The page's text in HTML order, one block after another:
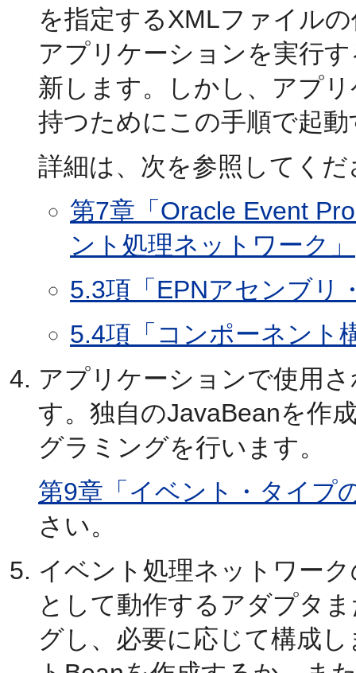
を指定するXMLファイル
アプリケーションを実行
新します。しかし、アプ
持つためにこの手順で起
詳細は、次を参照してくだ
第7章「Oracle Event
ント処理ネットワーク」
5.3項「EPNアセンブリ
5.4項「コンポーネント
アプリケーションで使用
す。独自のJavaBeanを作
グラミングを行います。
第9章「イベント・タイプ
さい。
イベント処理ネットワー
として動作するアダプタ
グし、必要に応じて構成